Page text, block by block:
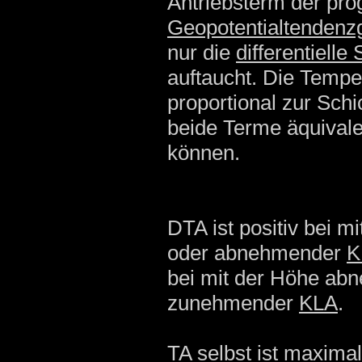
nur die differentielle
auftaucht. Die
proportional zur
beide Terme
können.
DTA ist positiv bei
oder abnehmender
bei mit der Höhe
zunehmender KLA.
TAselbst ist